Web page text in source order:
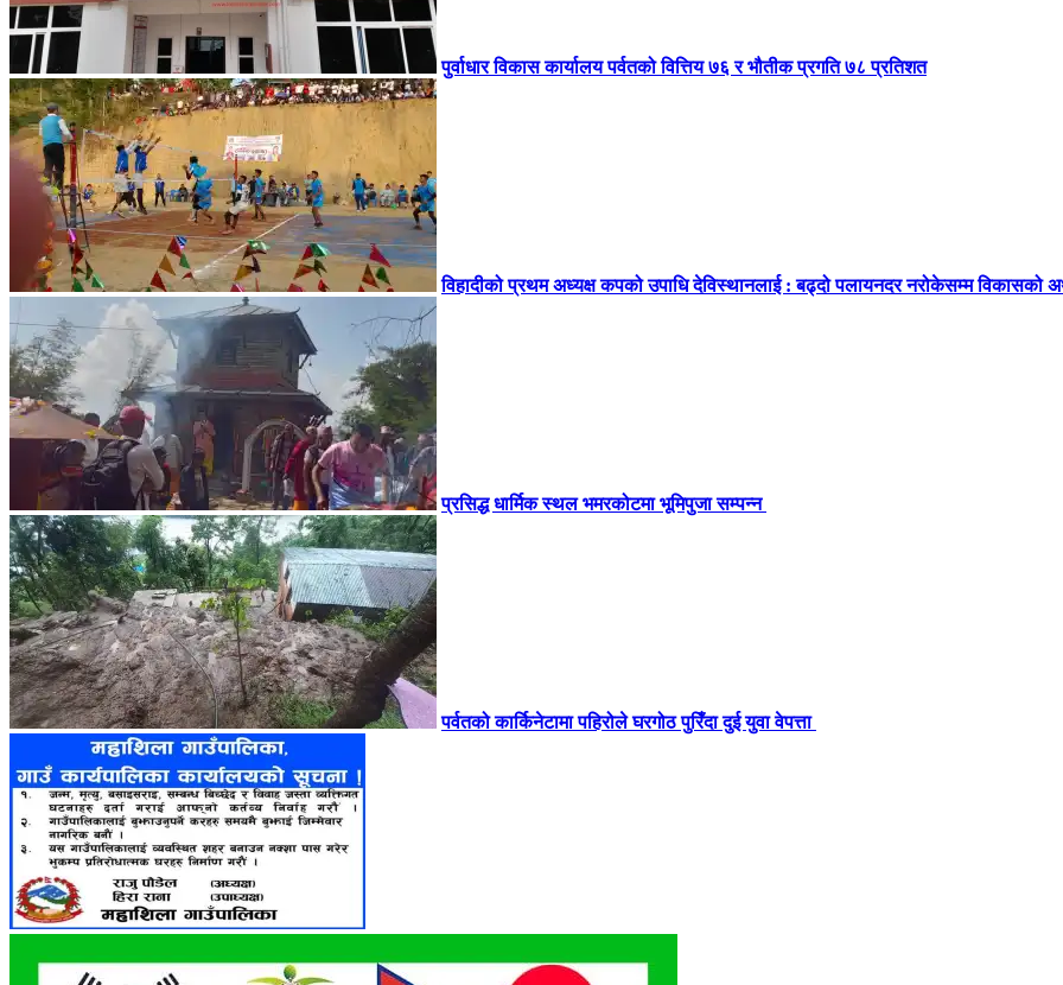
पुर्वाधार विकास कार्यालय पर्वतको वित्तिय ७६ र भौतीक प्रगति ७८ प्रतिशत
विहादीको प्रथम अध्यक्ष कपको उपाधि देविस्थानलाई : बढ्दो पलायनदर नरोकेसम्म विकासको
प्रसिद्ध धार्मिक स्थल भमरकोटमा भूमिपुजा सम्पन्न
पर्वतको कार्किनेटामा पहिरोले घरगोठ पुरिँदा दुई युवा वेपत्ता